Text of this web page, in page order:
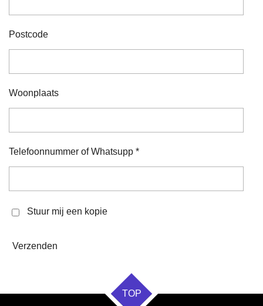
Postcode
Woonplaats
Telefoonnummer of Whatsupp *
Stuur mij een kopie
Verzenden
TOP